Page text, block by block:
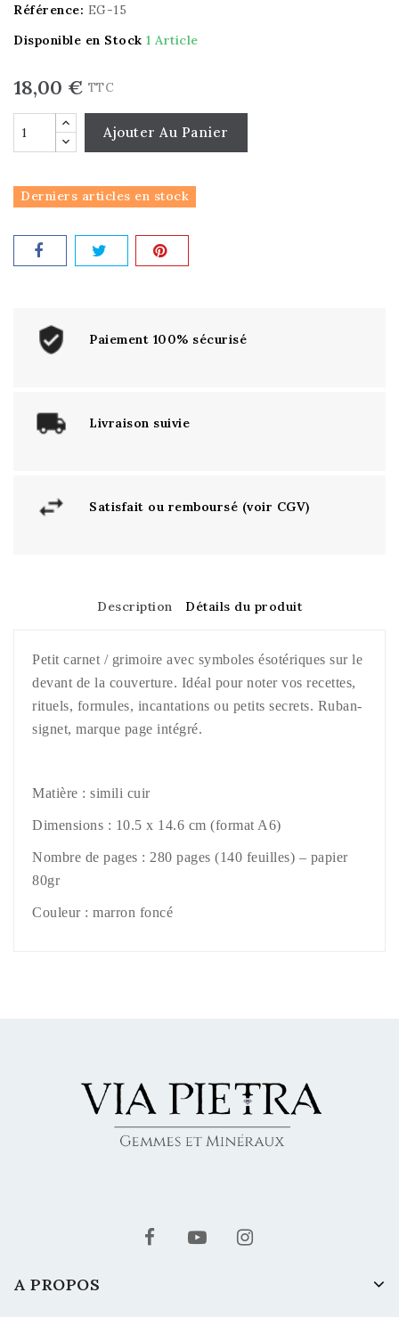
Référence: EG-15
Disponible en Stock 1 Article
18,00 € TTC
Ajouter Au Panier
Derniers articles en stock
Paiement 100% sécurisé
Livraison suivie
Satisfait ou remboursé (voir CGV)
Description Détails du produit
Petit carnet / grimoire avec symboles ésotériques sur le
devant de la couverture. Idéal pour noter vos recettes,
rituels, formules, incantations ou petits secrets. Ruban-
signet, marque page intégré.
Matière : simili cuir
Dimensions : 10.5 x 14.6 cm (format A6)
Nombre de pages : 280 pages (140 feuilles) – papier
80gr
Couleur : marron foncé
A PROPOS